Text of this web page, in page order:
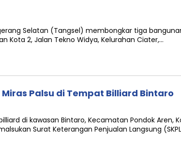
Selatan (Tangsel) membongkar tiga
Kota 2, Jalan Tekno Widya, Kelurahan Ciater,…
Palsu di Tempat Billiard Bintaro
di kawasan Bintaro, Kecamatan Pondok Aren,
Surat Keterangan Penjualan Langsung